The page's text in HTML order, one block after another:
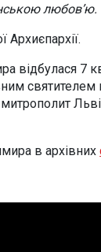
любов’ю.
Архиєпархії.
відбулася 7
святителем
в архівних